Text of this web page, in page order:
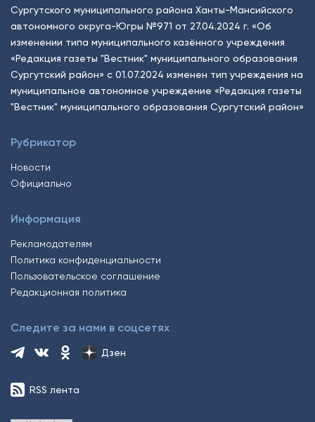
Сургутского муниципального района Ханты-Мансийского
автономного округа-Югры №971 от 27.04.2024 г. «Об
изменении типа муниципального казённого учреждения
«Редакция газеты "Вестник" муниципального образования
Сургутский район» с 01.07.2024 изменен тип учреждения на
муниципальное автономное учреждение «Редакция газеты
"Вестник" муниципального образования Сургутский район»
Рубрикатор
Новости
Официально
Информация
Рекламодателям
Политика конфиденциальности
Пользовательское соглашение
Редакционная политика
Следите за нами в соцсетях
Дзен
RSS лента